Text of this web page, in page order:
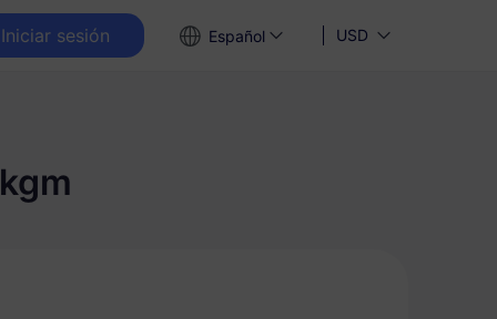
Iniciar sesión Español USD